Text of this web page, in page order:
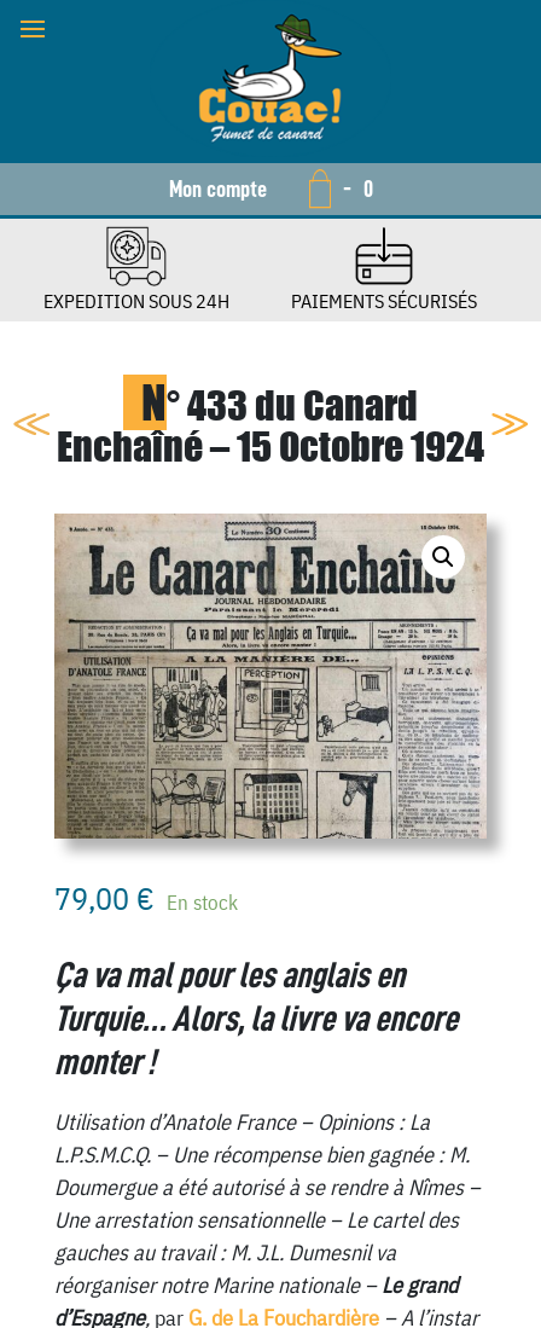
Mon compte - 0
EXPEDITION SOUS 24H PAIEMENTS SÉCURISÉS
N° 433 du Canard
Enchaîné – 15 Octobre 1924
79,00 € En stock
Ça va mal pour les anglais en
Turquie… Alors, la livre va encore
monter !
Utilisation d’Anatole France – Opinions : La
L.P.S.M.C.Q. – Une récompense bien gagnée : M.
Doumergue a été autorisé à se rendre à Nîmes –
Une arrestation sensationnelle – Le cartel des
gauches au travail : M. J.L. Dumesnil va
réorganiser notre Marine nationale –Le grand
d’Espagne, par G. de La Fouchardière – A l’instar